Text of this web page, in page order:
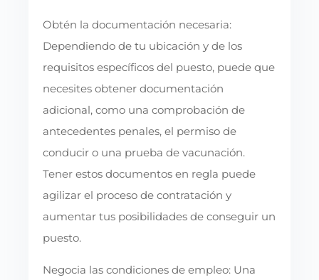
Obtén la documentación necesaria:
Dependiendo de tu ubicación y de los
requisitos específicos del puesto, puede que
necesites obtener documentación
adicional, como una comprobación de
antecedentes penales, el permiso de
conducir o una prueba de vacunación.
Tener estos documentos en regla puede
agilizar el proceso de contratación y
aumentar tus posibilidades de conseguir un
puesto.
Negocia las condiciones de empleo: Una